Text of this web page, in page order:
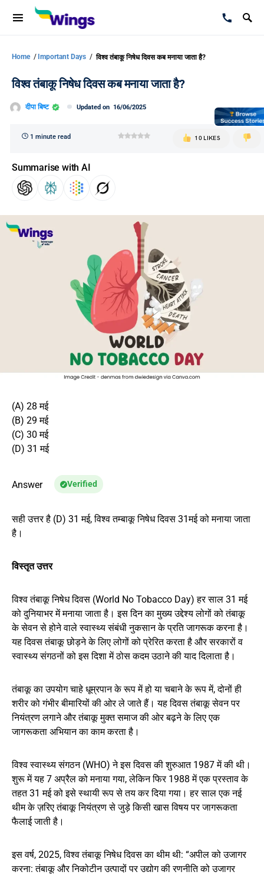
Home / Important Days / विश्व तंबाकू निषेध दिवस कब मनाया जाता है?
विश्व तंबाकू निषेध दिवस कब मनाया जाता है?
दीपा बिष्ट Updated on 16/06/2025
1 minute read 10 LIKES
Summarise with AI
(A) 28 मई
(B) 29 मई
(C) 30 मई
(D) 31 मई
Answer Verified
सही उत्तर है (D) 31 मई, विश्व तम्बाकू निषेध दिवस 31मई को मनाया जाता
है।
विस्तृत उत्तर
विश्व तंबाकू निषेध दिवस (World No Tobacco Day) हर साल 31 मई
को दुनियाभर में मनाया जाता है। इस दिन का मुख्य उद्देश्य लोगों को तंबाकू
के सेवन से होने वाले स्वास्थ्य संबंधी नुकसान के प्रति जागरूक करना है।
यह दिवस तंबाकू छोड़ने के लिए लोगों को प्रेरित करता है और सरकारों व
स्वास्थ्य संगठनों को इस दिशा में ठोस कदम उठाने की याद दिलाता है।
तंबाकू का उपयोग चाहे धूम्रपान के रूप में हो या चबाने के रूप में, दोनों ही
शरीर को गंभीर बीमारियों की ओर ले जाते हैं। यह दिवस तंबाकू सेवन पर
नियंत्रण लगाने और तंबाकू मुक्त समाज की ओर बढ़ने के लिए एक
जागरूकता अभियान का काम करता है।
विश्व स्वास्थ्य संगठन (WHO) ने इस दिवस की शुरुआत 1987 में की थी।
शुरू में यह 7 अप्रैल को मनाया गया, लेकिन फिर 1988 में एक प्रस्ताव के
तहत 31 मई को इसे स्थायी रूप से तय कर दिया गया। हर साल एक नई
थीम के ज़रिए तंबाकू नियंत्रण से जुड़े किसी खास विषय पर जागरूकता
फैलाई जाती है।
इस वर्ष, 2025, विश्व तंबाकू निषेध दिवस का थीम थी: “अपील को उजागर
करना: तंबाकू और निकोटीन उत्पादों पर उद्योग की रणनीति को उजागर